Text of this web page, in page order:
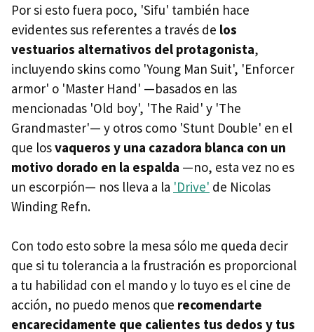
Por si esto fuera poco, 'Sifu' también hace
evidentes sus referentes a través de los
vestuarios alternativos del protagonista,
incluyendo skins como 'Young Man Suit', 'Enforcer
armor' o 'Master Hand' —basados en las
mencionadas 'Old boy', 'The Raid' y 'The
Grandmaster'— y otros como 'Stunt Double' en el
que losvaqueros y una cazadora blanca con un
motivo dorado en la espalda —no, esta vez no es
un escorpión— nos lleva a la 'Drive' de Nicolas
Winding Refn.
Con todo esto sobre la mesa sólo me queda decir
que si tu tolerancia a la frustración es proporcional
a tu habilidad con el mando y lo tuyo es el cine de
acción, no puedo menos que recomendarte
encarecidamente que calientes tus dedos y tus